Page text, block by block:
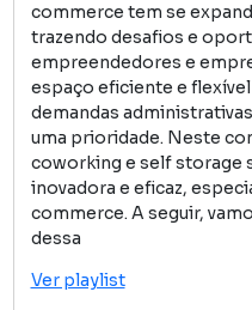
commerce tem se
trazendo desafios e
empreendedores e
espaço eficiente e
demandas
uma prioridade. Neste
coworking e self storage
inovadora e eficaz,
commerce. A seguir,
dessa
Ver playlist